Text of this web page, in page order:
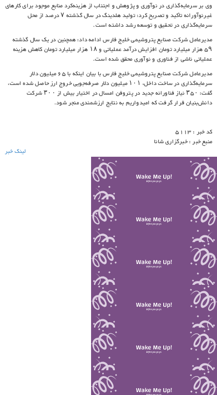
وی بر سرمایه‌گذاری در نوآوری و پژوهش و اجتناب از هزینه‌کرد منابع موجود برای کارهای
غیرنوآورانه تأکید و تصریح کرد: تولید هلدینگ در سال گذشته ۷ درصد از محل
سرمایه‌گذاری در تحقیق و توسعه رشد داشته است.
مدیرعامل شرکت صنایع پتروشیمی خلیج فارس ادامه داد: همچنین در یک سال گذشته
۵۹ هزار میلیارد تومان افزایش درآمد عملیاتی و ۱۸ هزار میلیارد تومان کاهش هزینه
عملیاتی ناشی از فناوری و نوآوری محقق شده است.
مدیرعامل شرکت صنایع پتروشیمی خلیج فارس با بیان اینکه با ۶۵ میلیون دلار
سرمایه‌گذاری در ساخت داخل، ۱۰۱ میلیون دلار صرفه‌جویی خروج ارز حاصل شده است،
گفت: ۳۵۰ نیاز فناورانه جدید در پتروفن امسال در اختیار بیش از ۳۰۰ شرکت
دانش‌بنیان قرار گرفت که امیدواریم به نتایج ارزشمندی منجر شود.
کد خبر : 5113
منبع خبر : خبرگزاری شانا
لینک خبر